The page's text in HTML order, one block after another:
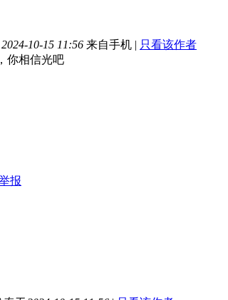
10-15 11:56 来自手机 | 只看该作者
你相信光吧
报